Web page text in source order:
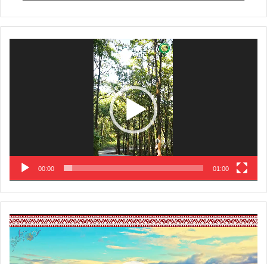
00:00 01:00
Video
Player